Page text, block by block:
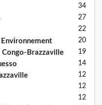
34
27
22
20
Congo-Brazzaville 19
14
12
12
12